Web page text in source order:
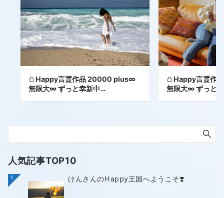
Happy言霊作品 20000 plus∞
無限大∞ ずっと幸新中…
Happy言霊作
無限大∞ ずっと幸
人気記事TOP10
1 けんさんのHappy王国へようこそ❣️